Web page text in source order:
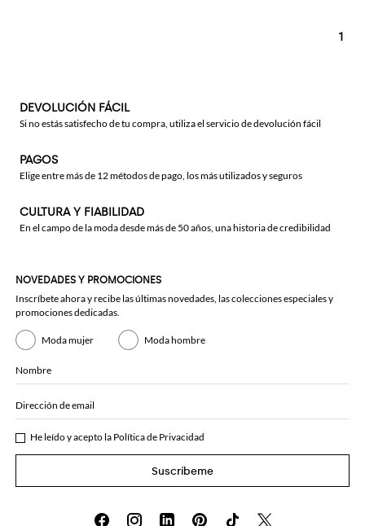
1
DEVOLUCIÓN FÁCIL
Si no estás satisfecho de tu compra, utiliza el servicio de devolución fácil
PAGOS
Elige entre más de 12 métodos de pago, los más utilizados y seguros
CULTURA Y FIABILIDAD
En el campo de la moda desde más de 50 años, una historia de credibilidad
NOVEDADES Y PROMOCIONES
Inscríbete ahora y recibe las últimas novedades, las colecciones especiales y
promociones dedicadas.
Moda mujer Moda hombre
Nombre
Dirección de email
He leído y acepto la Política de Privacidad
Suscríbeme